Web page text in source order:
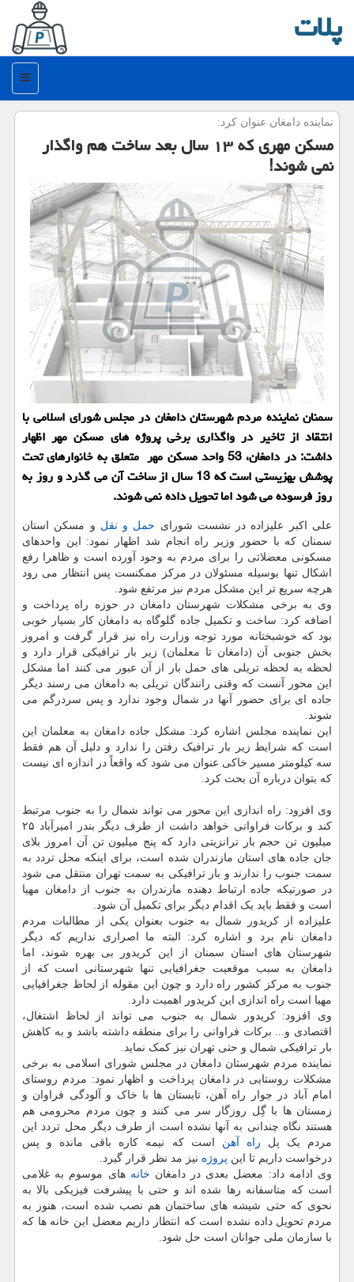
پلات
منو
نماینده دامغان عنوان كرد:
مسكن مهری كه ۱۳ سال بعد ساخت هم واگذار
نمی شوند!
سمنان نماینده مردم شهرستان دامغان در مجلس شورای اسلامی با
انتقاد از تاخیر در واگذاری برخی پروژه های مسکن مهر اظهار
داشت: در دامغان، 53 واحد مسکن مهر متعلق به خانوارهای تحت
پوشش بهزیستی است که 13 سال از ساخت آن می گذرد و روز به
روز فرسوده می شود اما تحویل داده نمی شوند.
علی اکبر علیزاده در نشست شورای حمل و نقل و مسکن استان
سمنان که با حضور وزیر راه انجام شد اظهار نمود: این واحدهای
مسکونی معضلاتی را برای مردم به وجود آورده است و ظاهرا رفع
اشکال تنها بوسیله مسئولان در مرکز ممکنست پس انتظار می رود
هرچه سریع تر این مشکل مردم نیز مرتفع شود.
وی به برخی مشکلات شهرستان دامغان در حوزه راه پرداخت و
اضافه کرد: ساخت و تکمیل جاده گلوگاه به دامغان کار بسیار خوبی
بود که خوشبختانه مورد توجه وزارت راه نیز قرار گرفت و امروز
بخش جنوبی آن (دامغان تا معلمان) زیر بار ترافیکی قرار دارد و
لحظه به لحظه تریلی های حمل بار از آن عبور می کنند اما مشکل
این محور آنست که وقتی رانندگان تریلی به دامغان می رسند دیگر
جاده ای برای حضور آنها در شمال وجود ندارد و پس سردرگم می
شوند.
این نماینده مجلس اشاره کرد: مشکل جاده دامغان به معلمان این
است که شرایط زیر بار ترافیک رفتن را ندارد و دلیل آن هم فقط
سه کیلومتر مسیر خاکی عنوان می شود که واقعاً در اندازه ای نیست
که بتوان درباره آن بحث کرد.
وی افزود: راه اندازی این محور می تواند شمال را به جنوب مرتبط
کند و برکات فراوانی خواهد داشت از طرف دیگر بندر امیرآباد ۲۵
میلیون تن حجم بار ترانزیتی دارد که پنج میلیون تن آن امروز بلای
جان جاده های استان مازندران شده است، برای اینکه محل تردد به
سمت جنوب را ندارند و بار ترافیکی به سمت تهران منتقل می شود
در صورتیکه جاده ارتباط دهنده مازندران به جنوب از دامغان مهیا
است و فقط باید یک اقدام دیگر برای تکمیل آن شود.
علیزاده از کریدور شمال به جنوب بعنوان یکی از مطالبات مردم
دامغان نام برد و اشاره کرد: البته ما اصراری نداریم که دیگر
شهرستان های استان سمنان از این کریدور بی بهره شوند، اما
دامغان به سبب موقعیت جغرافیایی تنها شهرستانی است که از
جنوب به مرکز کشور راه دارد و چون این مقوله از لحاظ جغرافیایی
مهیا است راه اندازی این کریدور اهمیت دارد.
وی افزود: کریدور شمال به جنوب می تواند از لحاظ اشتغال،
اقتصادی و... برکات فراوانی را برای منطقه داشته باشد و به کاهش
بار ترافیکی شمال و حتی تهران نیز کمک نماید.
نماینده مردم شهرستان دامغان در مجلس شورای اسلامی به برخی
مشکلات روستایی در دامغان پرداخت و اظهار نمود: مردم روستای
امام آباد در جوار راه آهن، تابستان ها با خاک و آلودگی فراوان و
زمستان ها با گِل روزگار سر می کنند و چون مردم محرومی هم
هستند نگاه چندانی به آنها نشده است از طرف دیگر محل تردد این
مردم یک پل راه آهن است که نیمه کاره باقی مانده و پس
درخواست داریم تا این پروژه نیز مد نظر قرار گیرد.
وی ادامه داد: معضل بعدی در دامغان خانه های موسوم به غلامی
است که متاسفانه رها شده اند و حتی با پیشرفت فیزیکی بالا به
نحوی که حتی شیشه های ساختمان هم نصب شده است، هنوز به
مردم تحویل داده نشده است که انتظار داریم معضل این خانه ها که
با سازمان ملی جوانان است حل شود.